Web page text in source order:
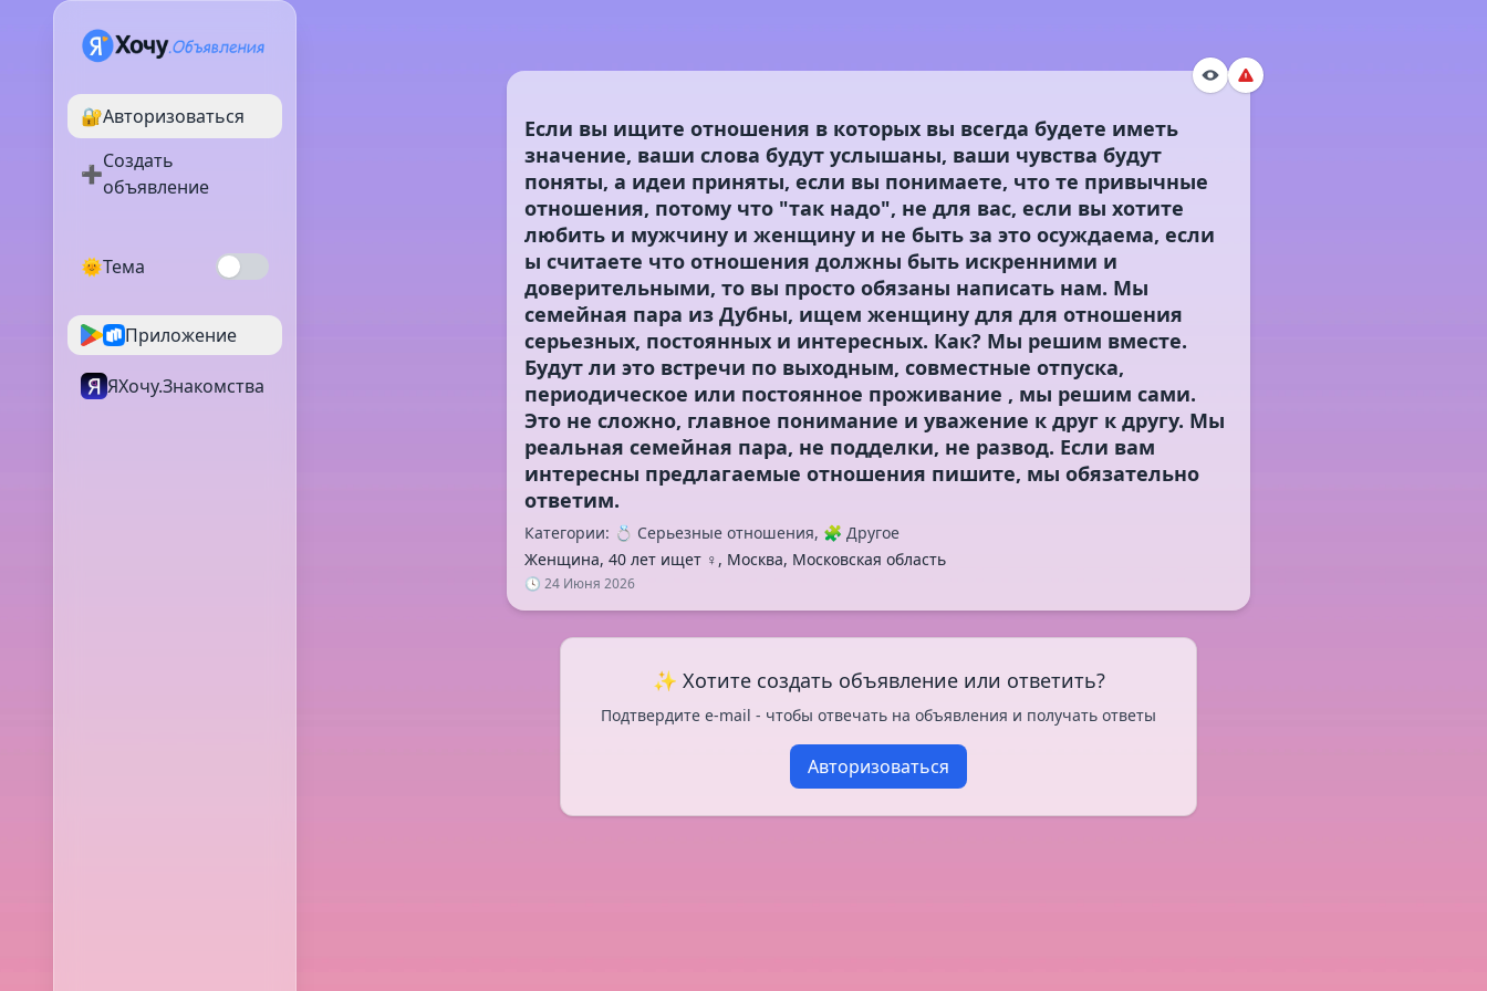
🔐Авторизоваться
➕
Создать
объявление
🌞Тема
Приложение
ЯХочу.Знакомства
Если вы ищите отношения в которых вы всегда будете иметь
значение, ваши слова будут услышаны, ваши чувства будут
поняты, а идеи приняты, если вы понимаете, что те привычные
отношения, потому что "так надо", не для вас, если вы хотите
любить и мужчину и женщину и не быть за это осуждаема, если
ы считаете что отношения должны быть искренними и
доверительными, то вы просто обязаны написать нам. Мы
семейная пара из Дубны, ищем женщину для для отношения
серьезных, постоянных и интересных. Как? Мы решим вместе.
Будут ли это встречи по выходным, совместные отпуска,
периодическое или постоянное проживание , мы решим сами.
Это не сложно, главное понимание и уважение к друг к другу. Мы
реальная семейная пара, не подделки, не развод. Если вам
интересны предлагаемые отношения пишите, мы обязательно
Категории: 💍 Серьезные отношения, 🧩 Другое
Женщина, 40 лет ищет ♀️, Москва, Московская область
🕓 24 Июня 2026
✨ Хотите создать объявление или ответить?
Подтвердите e-mail - чтобы отвечать на объявления и получать ответы
Авторизоваться